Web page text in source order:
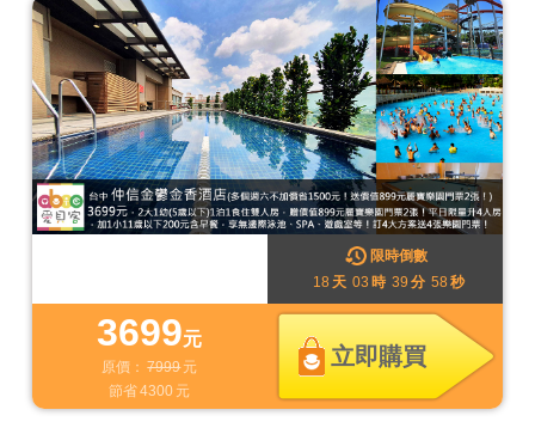
聯絡我們
APP下載
3699元
原價： 7999元
節省4300 元
立即購買
限時倒數
18 天 03 時 39 分 55 秒